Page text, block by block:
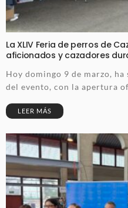
La XLIV Feria de perros de
aficionados y cazadores
Hoy domingo 9 de marzo,
del evento, con la apertura
LEER MÁS